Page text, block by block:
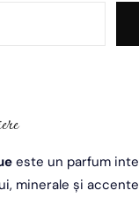
este un parfum
minerale și